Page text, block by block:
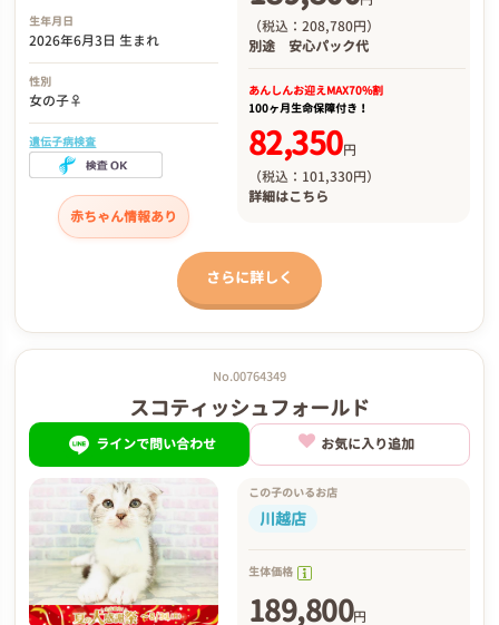
生年月日
2026年6月3日 生まれ
性別
女の子♀
遺伝子病検査
赤ちゃん情報あり
（税込：208,780円）
別途 安心パック代
あんしんお迎えMAX70%割
100ヶ月生命保障付き！
82,350円
（税込：101,330円）
詳細はこちら
さらに詳しく
No.00764349
スコティッシュフォールド
ラインで問い合わせ お気に入り追加
この子のいるお店
川越店
生体価格
189,800円